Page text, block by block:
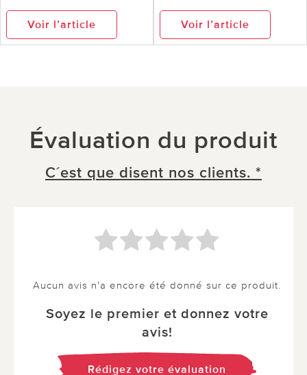
Voir l’article Voir l’article
Évaluation du produit
C´est que disent nos clients. *
Aucun avis n'a encore été donné sur ce produit.
Soyez le premier et donnez votre
avis!
Rédigez votre évaluation